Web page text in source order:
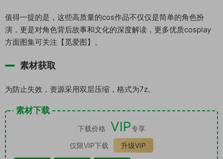
值得一提的是，这些高质量的cos作品不仅仅是简单的角色扮
演，更是对角色背后故事和文化的深度解读，更多优质cosplay
方面图集可关注【觅爱图】。
素材获取
为防止失效，资源采用双层压缩，格式为7z。
素材下载
下载价格 VIP专享
仅限VIP下载
升级VIP